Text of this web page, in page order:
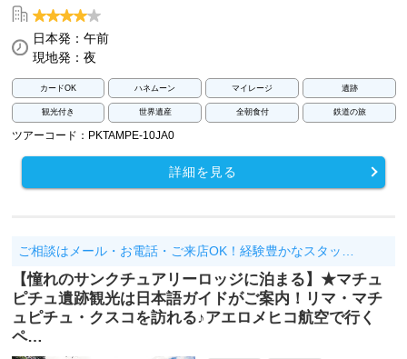
日本発：午前
現地発：夜
カードOK ハネムーン マイレージ 遺跡
観光付き 世界遺産 全朝食付 鉄道の旅
ツアーコード：PKTAMPE-10JA0
詳細を見る
ご相談はメール・お電話・ご来店OK！経験豊かなスタッ…
【憧れのサンクチュアリーロッジに泊まる】★マチュ
ピチュ遺跡観光は日本語ガイドがご案内！リマ・マチ
ュピチュ・クスコを訪れる♪アエロメヒコ航空で行く
ペ…